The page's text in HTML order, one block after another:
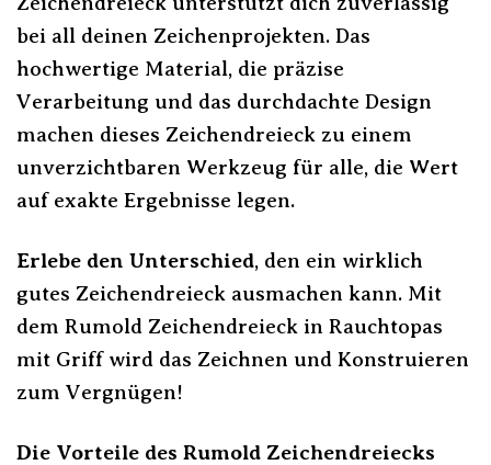
bei all deinen Zeichenprojekten. Das
hochwertige Material, die präzise
Verarbeitung und das durchdachte Design
machen dieses Zeichendreieck zu einem
unverzichtbaren Werkzeug für alle, die Wert
auf exakte Ergebnisse legen.
Erlebe den Unterschied, den ein wirklich
gutes Zeichendreieck ausmachen kann. Mit
dem Rumold Zeichendreieck in Rauchtopas
mit Griff wird das Zeichnen und Konstruieren
zum Vergnügen!
Die Vorteile des Rumold Zeichendreiecks